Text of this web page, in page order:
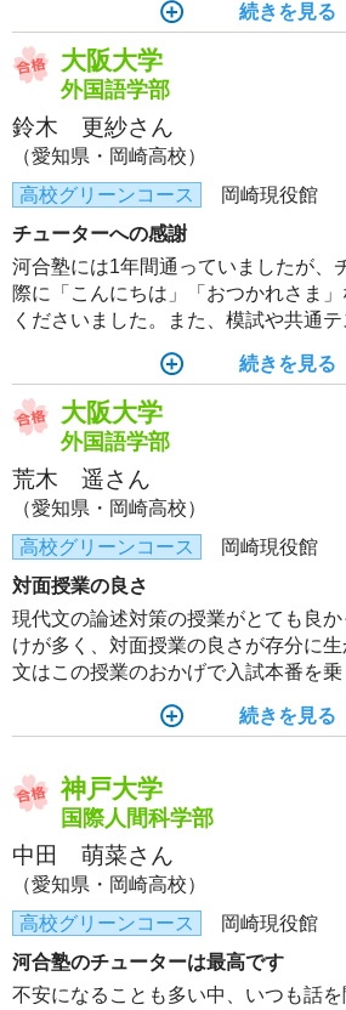
面談で入試まで時間がないことを実
る気が出ました。
続きを見る
大阪大学
外国語学部
鈴木 更紗さん
（愛知県・岡崎高校）
高校グリーンコース
岡崎現役館
チューターへの感謝
河合塾には1年間通っていましたが、
際に「こんにちは」「おつかれさま
くださいました。また、模試や共通
策を一緒に考えてくださいました。
げで最後まで頑張ることができました
続きを見る
大阪大学
外国語学部
荒木 遥さん
（愛知県・岡崎高校）
高校グリーンコース
岡崎現役館
対面授業の良さ
現代文の論述対策の授業がとても良
けが多く、対面授業の良さが存分に
文はこの授業のおかげで入試本番を
続きを見る
神戸大学
国際人間科学部
中田 萌菜さん
（愛知県・岡崎高校）
高校グリーンコース
岡崎現役館
河合塾のチューターは最高です
不安になることも多い中、いつも話